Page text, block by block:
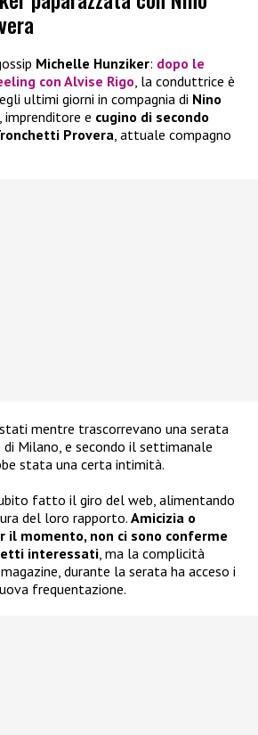
Michelle Hunziker: dopo le
con Alvise Rigo, la conduttrice è
ultimi giorni in compagnia di Nino
, imprenditore e cugino di secondo
Provera, attuale compagno
mentre trascorrevano una serata
Milano, e secondo il settimanale
stata una certa intimità.
fatto il giro del web, alimentando
del loro rapporto. Amicizia o
il momento, non ci sono conferme
interessati, ma la complicità
durante la serata ha acceso i
frequentazione.